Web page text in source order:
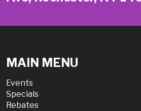
MAIN MENU
Events
Specials
Rebates